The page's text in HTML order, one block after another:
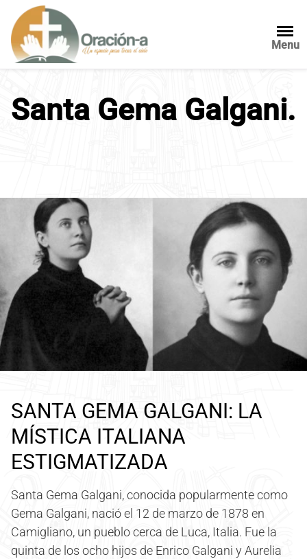
a
Menu
Santa Gema Galgani.
SANTA GEMA GALGANI: LA
MÍSTICA ITALIANA
ESTIGMATIZADA
Santa Gema Galgani, conocida popularmente como
Gema Galgani, nació el 12 de marzo de 1878 en
Camigliano, un pueblo cerca de Luca, Italia. Fue la
quinta de los ocho hijos de Enrico Galgani y Aurelia